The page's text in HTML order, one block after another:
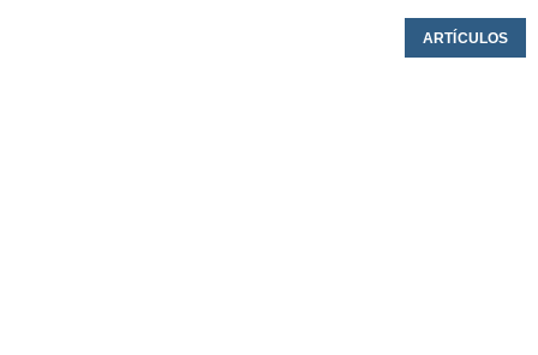
ARTÍCULOS